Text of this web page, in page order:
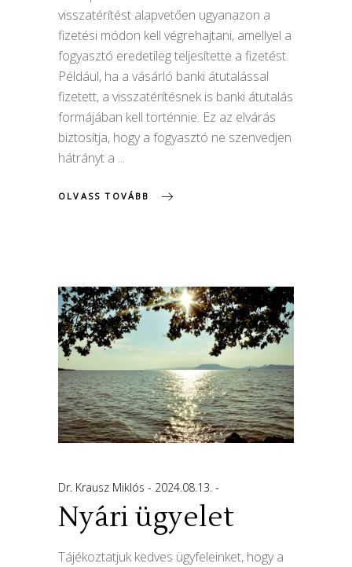
visszatérítést alapvetően ugyanazon a
fizetési módon kell végrehajtani, amellyel a
fogyasztó eredetileg teljesítette a fizetést.
Például, ha a vásárló banki átutalással
fizetett, a visszatérítésnek is banki átutalás
formájában kell történnie. Ez az elvárás
biztosítja, hogy a fogyasztó ne szenvedjen
hátrányt a
OLVASS TOVÁBB
Dr. Krausz Miklós 2024.08.13.
Nyári ügyelet
Tájékoztatjuk kedves ügyfeleinket, hogy a